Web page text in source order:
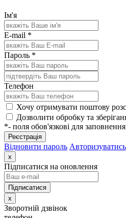
Ім'я
E-mail *
Пароль *
Телефон
Хочу отримувати поштову
Дозволити обробку та
*- поля обов'язкові для заповнення
Реєстрація
Відновити пароль Авторизуватись
x
Підписатися на оновлення
x
Зворотній дзвінок